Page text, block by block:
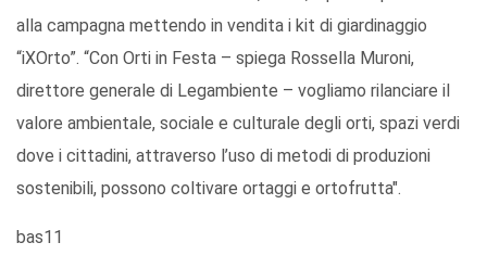
alla campagna mettendo in vendita i kit di giardinaggio
“iXOrto”. “Con Orti in Festa – spiega Rossella Muroni,
direttore generale di Legambiente – vogliamo rilanciare il
valore ambientale, sociale e culturale degli orti, spazi verdi
dove i cittadini, attraverso l’uso di metodi di produzioni
sostenibili, possono coltivare ortaggi e ortofrutta".
bas11